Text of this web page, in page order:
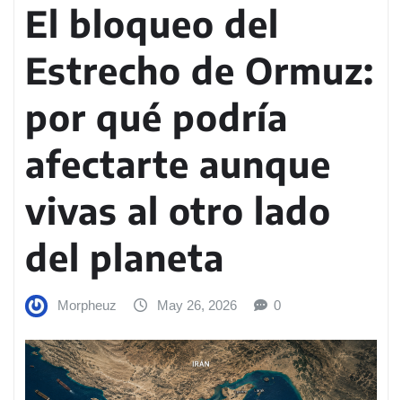
El bloqueo del
Estrecho de Ormuz:
por qué podría
afectarte aunque
vivas al otro lado
del planeta
Morpheuz May 26, 2026 0